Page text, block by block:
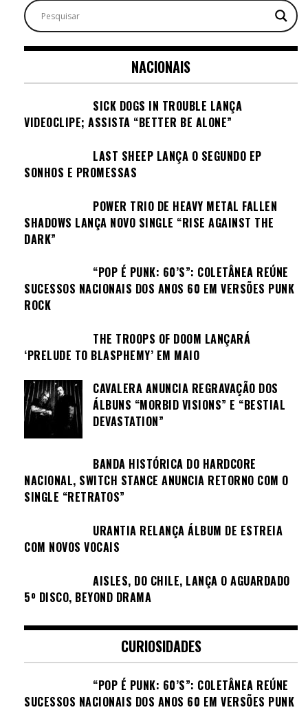
NACIONAIS
SICK DOGS IN TROUBLE LANÇA
VIDEOCLIPE; ASSISTA “BETTER BE ALONE”
LAST SHEEP LANÇA O SEGUNDO EP
SONHOS E PROMESSAS
POWER TRIO DE HEAVY METAL FALLEN
SHADOWS LANÇA NOVO SINGLE “RISE AGAINST THE
DARK”
“POP É PUNK: 60’S”: COLETÂNEA REÚNE
SUCESSOS NACIONAIS DOS ANOS 60 EM VERSÕES PUNK
ROCK
THE TROOPS OF DOOM LANÇARÁ
‘PRELUDE TO BLASPHEMY’ EM MAIO
CAVALERA ANUNCIA REGRAVAÇÃO DOS
ÁLBUNS “MORBID VISIONS” E “BESTIAL
DEVASTATION”
BANDA HISTÓRICA DO HARDCORE
NACIONAL, SWITCH STANCE ANUNCIA RETORNO COM O
SINGLE “RETRATOS”
URANTIA RELANÇA ÁLBUM DE ESTREIA
COM NOVOS VOCAIS
AISLES, DO CHILE, LANÇA O AGUARDADO
5º DISCO, BEYOND DRAMA
CURIOSIDADES
“POP É PUNK: 60’S”: COLETÂNEA REÚNE
SUCESSOS NACIONAIS DOS ANOS 60 EM VERSÕES PUNK